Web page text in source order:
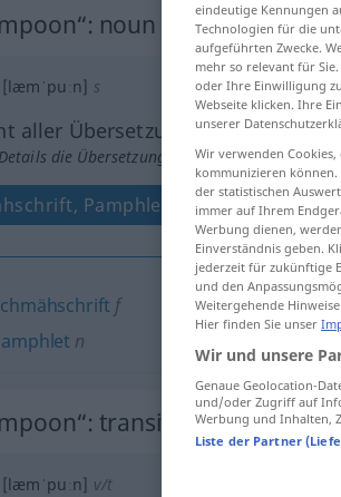
: noun
[læmˈpuːn] s
aller Übersetzungen
die Übersetzung anklicken/antippen)
Pamphlet
f
n
: transitive verb
[læmˈpuːn] v/t
eindeutige Kennungen
Technologien für die
aufgeführten Zwecke.
mehr so relevant für
oder Ihre Einwilligung
Webseite klicken. Ihre
unserer
Wir verwenden
kommunizieren
der statistischen
immer auf Ihrem
Werbung dienen,
Einverständnis geben.
jederzeit für zukünftige
und den
Weitergehende
Hier finden Sie unser
Wir und unsere
Genaue Geolocation-
und/oder Zugriff auf
Werbung und Inhalten,
Liste der Partner